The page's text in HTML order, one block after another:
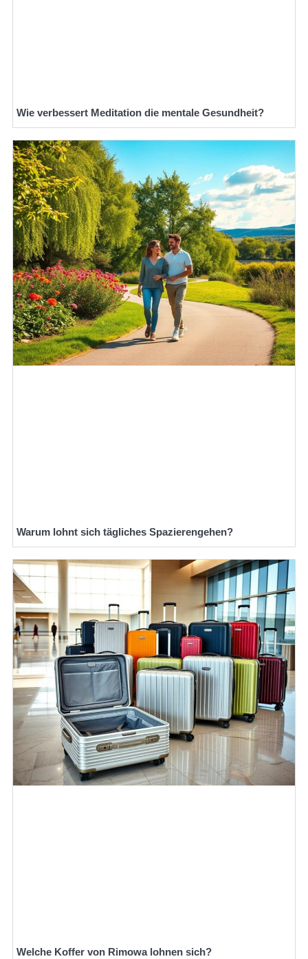
Wie verbessert Meditation die mentale Gesundheit?
Warum lohnt sich tägliches Spazierengehen?
Welche Koffer von Rimowa lohnen sich?